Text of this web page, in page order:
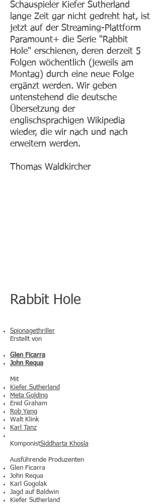
Schauspieler Kiefer Sutherland
lange Zeit gar nicht gedreht hat, ist
jetzt auf der Streaming-Plattform
Paramount+ die Serie "Rabbit
Hole" erschienen, deren derzeit 5
Folgen wöchentlich (jeweils am
Montag) durch eine neue Folge
ergänzt werden. Wir geben
untenstehend die deutsche
Übersetzung der
englischsprachigen Wikipedia
wieder, die wir nach und nach
erweitern werden.
Thomas Waldkircher
Rabbit Hole
Spionagethriller
Erstellt von
Glen Ficarra
John Requa
Mit
Kiefer Sutherland
Meta Golding
Enid Graham
Rob Yang
Walt Klink
Karl Tanz
KomponistSiddharta Khosla
Ausführende Produzenten
Glen Ficarra
John Requa
Karl Gogolak
Jagd auf Baldwin
Kiefer Sutherland